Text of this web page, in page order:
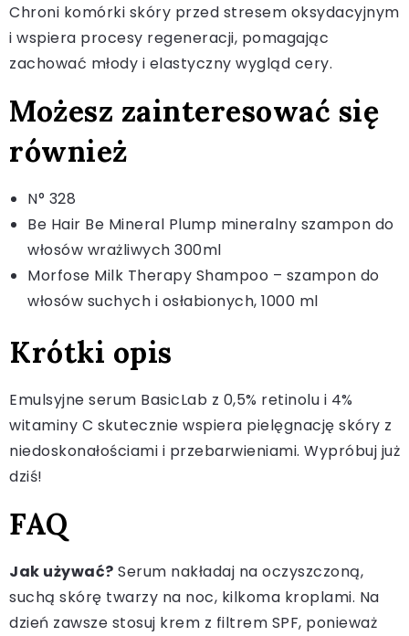
Chroni komórki skóry przed stresem oksydacyjnym
i wspiera procesy regeneracji, pomagając
zachować młody i elastyczny wygląd cery.
Możesz zainteresować się
również
N° 328
Be Hair Be Mineral Plump mineralny szampon do
włosów wrażliwych 300ml
Morfose Milk Therapy Shampoo – szampon do
włosów suchych i osłabionych, 1000 ml
Krótki opis
Emulsyjne serum BasicLab z 0,5% retinolu i 4%
witaminy C skutecznie wspiera pielęgnację skóry z
niedoskonałościami i przebarwieniami. Wypróbuj już
dziś!
FAQ
Jak używać? Serum nakładaj na oczyszczoną,
suchą skórę twarzy na noc, kilkoma kroplami. Na
dzień zawsze stosuj krem z filtrem SPF, ponieważ